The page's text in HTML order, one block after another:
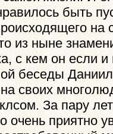
быть
на
из ныне
с кем он если и
беседы
своих
За пару
очень приятно